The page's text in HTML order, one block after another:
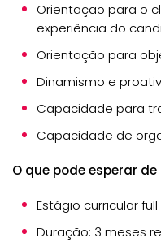
Orientação para o
experiência do
Orientação para
Dinamismo e
Capacidade para
Capacidade de
O que pode esperar de
Estágio curricular
Duração: 3 meses